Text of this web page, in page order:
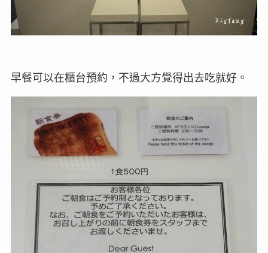
早餐可以在櫃台預約，不過大方覺得出去吃就好。